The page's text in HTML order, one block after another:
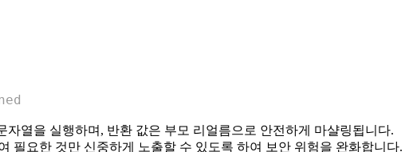
자열을 실행하며, 반환 값은 부모 리얼름으로 안전하게 마샬링됩니다.
필요한 것만 신중하게 노출할 수 있도록 하여 보안 위험을 완화합니다.